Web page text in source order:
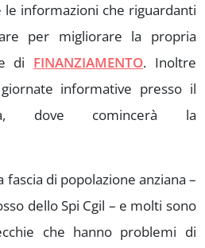
informazioni che riguardanti
per migliorare la propria
di FINANZIAMENTO. Inoltre
informative presso il
dove comincerà la
fascia di popolazione anziana –
dello Spi Cgil – e molti sono
che hanno problemi di